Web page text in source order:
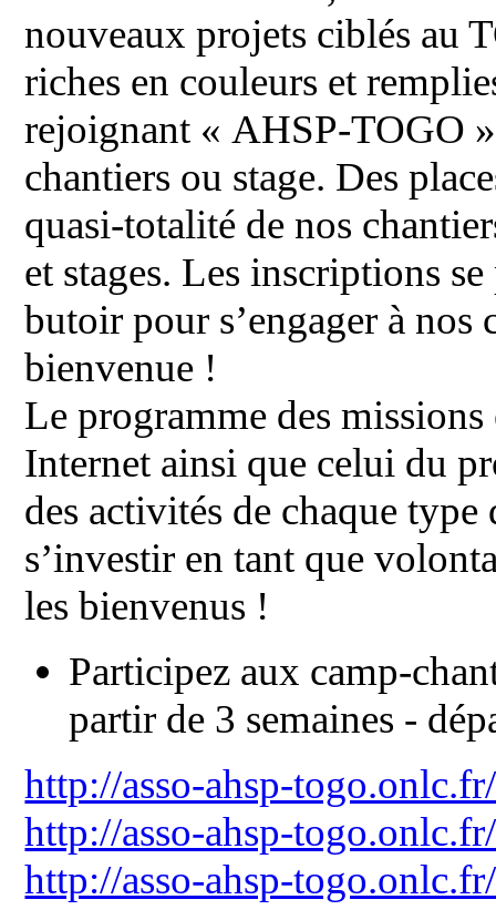
nouveaux projets ciblés au
riches en couleurs et
rejoignant « AHSP-TOGO
chantiers ou stage. Des
quasi-totalité de nos
et stages. Les inscriptions
butoir pour s’engager à
bienvenue !
Le programme des
Internet ainsi que celui du
des activités de chaque
s’investir en tant que
les bienvenus !
Participez aux camp-
partir de 3 semaines -
http://asso-ahsp-
http://asso-ahsp-
http://asso-ahsp-